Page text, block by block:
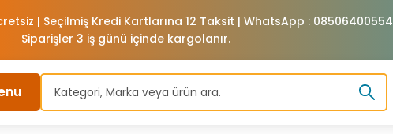
| Seçilmiş Kredi Kartlarına 12 Taksit | WhatsApp : 08506400554
Siparişler 3 iş günü içinde kargolanır.